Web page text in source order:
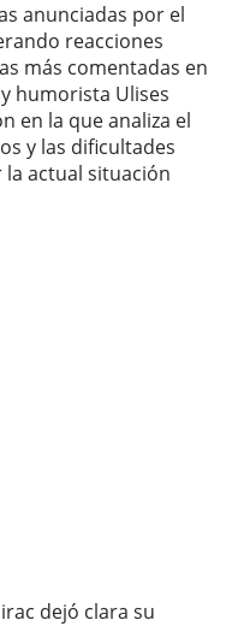
anunciadas por el
reacciones
más comentadas en
humorista Ulises
en la que analiza el
y las dificultades
actual situación
dejó clara su